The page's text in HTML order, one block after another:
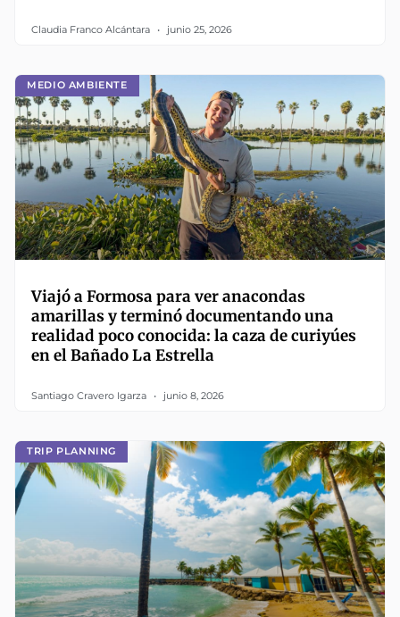
Claudia Franco Alcántara junio 25, 2026
MEDIO AMBIENTE
Viajó a Formosa para ver anacondas
amarillas y terminó documentando una
realidad poco conocida: la caza de curiyúes
en el Bañado La Estrella
Santiago Cravero Igarza junio 8, 2026
TRIP PLANNING